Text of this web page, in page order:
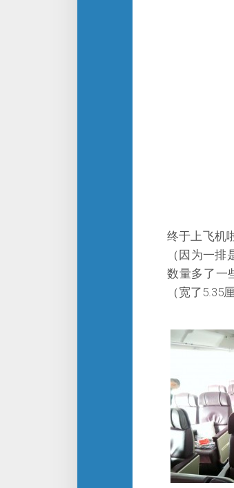
终于上飞机
（因为一
数量多了一
（宽了5.35